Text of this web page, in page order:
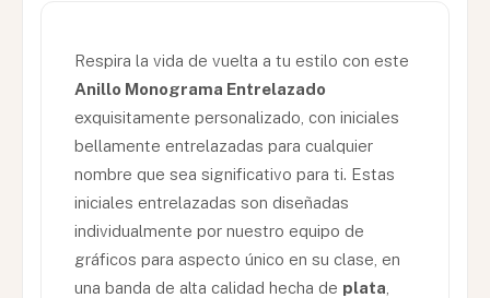
Respira la vida de vuelta a tu estilo con este
Anillo Monograma Entrelazado
exquisitamente personalizado, con iniciales
bellamente entrelazadas para cualquier
nombre que sea significativo para ti. Estas
iniciales entrelazadas son diseñadas
individualmente por nuestro equipo de
gráficos para aspecto único en su clase, en
una banda de alta calidad hecha de plata